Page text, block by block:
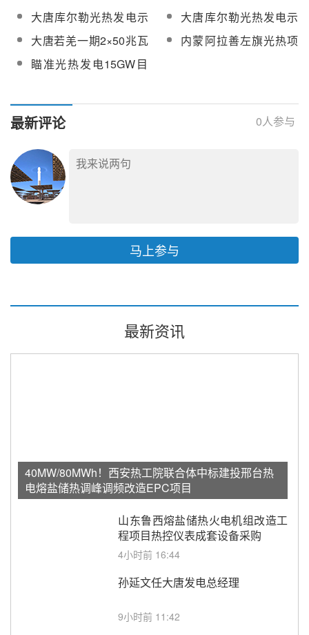
大唐库尔勒光热发电示
范项目可行性研究中标
公示
大唐库尔勒光热发电示
范项目可行性研究公开
招标
大唐若羌一期2×50兆瓦
光热发电项目测光项目
询价结果公告
内蒙阿拉善左旗光热项
瞄准光热发电15GW目
与测风塔补充扩网建站
最新评论 0人参与
马上参与
最新资讯
40MW/80MWh！西安热工院联合体中标建投邢台热
电熔盐储热调峰调频改造EPC项目
山东鲁西熔盐储热火电机组改造工
程项目热控仪表成套设备采购
4小时前 16:44
孙延文任大唐发电总经理
9小时前 11:42